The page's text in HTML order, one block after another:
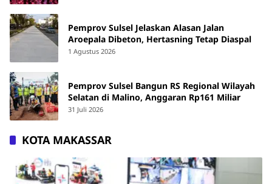
Pemprov Sulsel Jelaskan Alasan Jalan
Aroepala Dibeton, Hertasning Tetap Diaspal
1 Agustus 2026
Pemprov Sulsel Bangun RS Regional Wilayah
Selatan di Malino, Anggaran Rp161 Miliar
31 Juli 2026
KOTA MAKASSAR